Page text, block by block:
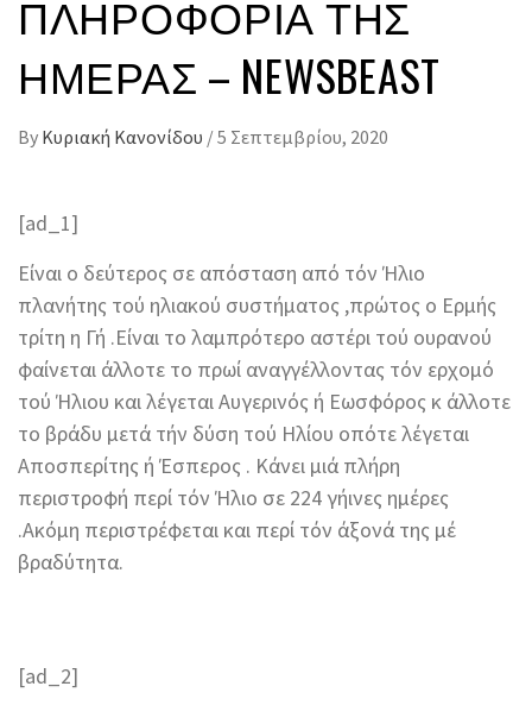
ΠΛΗΡΟΦΟΡΊΑ ΤΗΣ
ΗΜΈΡΑΣ – NEWSBEAST
By Κυριακή Κανονίδου /5 Σεπτεμβρίου, 2020
[ad_1]
Είναι ο δεύτερος σε απόσταση από τόν Ήλιο
πλανήτης τού ηλιακού συστήματος ,πρώτος ο Ερμής
τρίτη η Γή .Είναι το λαμπρότερο αστέρι τού ουρανού
φαίνεται άλλοτε το πρωί αναγγέλλοντας τόν ερχομό
τού Ήλιου και λέγεται Αυγερινός ή Εωσφόρος κ άλλοτε
το βράδυ μετά τήν δύση τού Ηλίου οπότε λέγεται
Αποσπερίτης ή Έσπερος . Κάνει μιά πλήρη
περιστροφή περί τόν Ήλιο σε 224 γήινες ημέρες
.Ακόμη περιστρέφεται και περί τόν άξονά της μέ
βραδύτητα.
[ad_2]